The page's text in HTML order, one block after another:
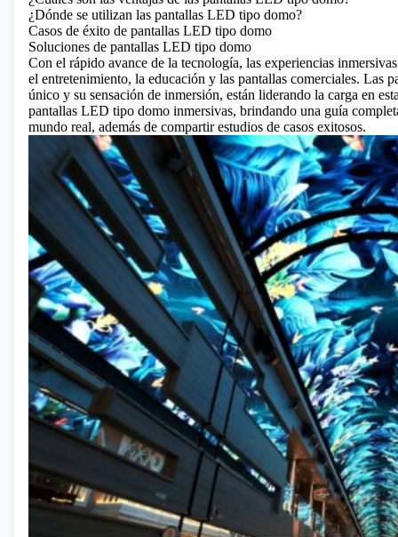
¿Dónde se utilizan las pantallas LED tipo domo?
Casos de éxito de pantallas LED tipo domo
Soluciones de pantallas LED tipo domo
Con el rápido avance de la tecnología, las experiencias
el entretenimiento, la educación y las pantallas comerciales. Las
único y su sensación de inmersión, están liderando la carga en
pantallas LED tipo domo inmersivas, brindando una guía
mundo real, además de compartir estudios de casos exitosos.